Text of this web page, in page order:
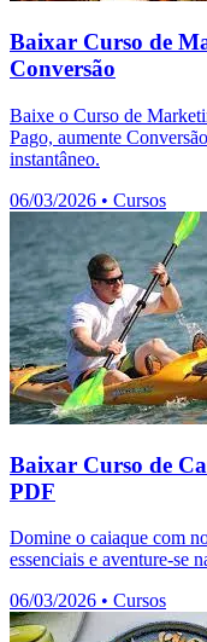
Baixar Curso de
Conversão
Baixe o Curso de
Pago, aumente
instantâneo.
06/03/2026 • Cursos
Baixar Curso de
PDF
Domine o caiaque com
essenciais e aventure-se
06/03/2026 • Cursos